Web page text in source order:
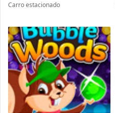
Carro estacionado